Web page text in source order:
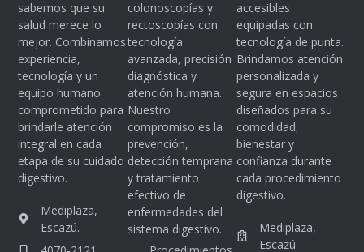
sabemos que su
salud merece lo
mejor. Combinamos
experiencia,
tecnología y un
equipo humano
comprometido para
brindarle atención
integral en cada
etapa de su cuidado
digestivo.
Mediplaza,
Escazú.
colonoscopías y
rectoscopías con
tecnología
avanzada, precisión
diagnóstica y
atención humana.
Nuestro
compromiso es la
prevención,
detección temprana
y tratamiento
efectivo de
enfermedades del
sistema digestivo.
accesibles
equipadas con
tecnología de punta.
Brindamos atención
personalizada y
segura en espacios
diseñados para su
comodidad,
bienestar y
confianza durante
cada procedimiento
digestivo.
Mediplaza,
Escazú.